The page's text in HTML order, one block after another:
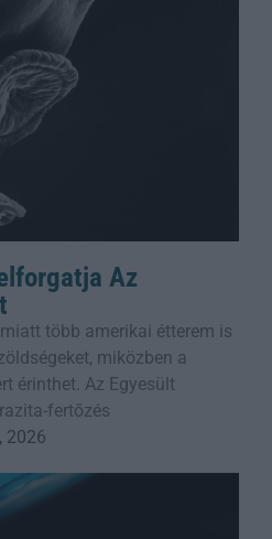
Az
több amerikai étterem is
miközben a
érinthet. Az Egyesült
fertőzés
2026